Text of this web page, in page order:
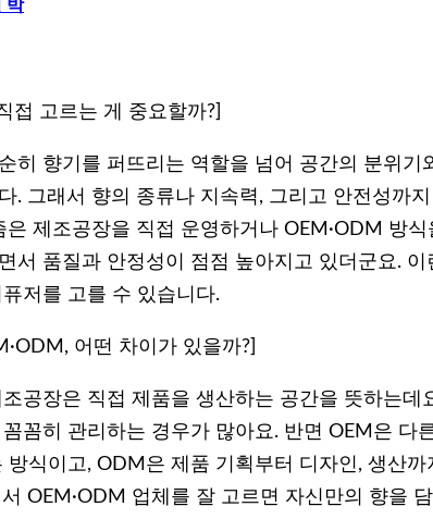
박
접 고르는 게 중요할까?]
히 향기를 퍼뜨리는 역할을 넘어 공간의 분위기
. 그래서 향의 종류나 지속력, 그리고 안전성까
은 제조공장을 직접 운영하거나 OEM·ODM 방
서 품질과 안정성이 점점 높아지고 있더군요.
저를 고를 수 있습니다.
어떤 차이가 있을까?]
공장은 직접 제품을 생산하는 공간을 뜻하는데
꼼히 관리하는 경우가 많아요. 반면 OEM은 다
방식이고, ODM은 제품 기획부터 디자인, 생산
OEM·ODM 업체를 잘 고르면 자신만의 향을